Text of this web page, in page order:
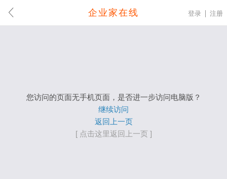
企业家在线 登录 注册
您访问的页面无手机页面，是否进一步访问电脑版？
继续访问
返回上一页
[ 点击这里返回上一页 ]